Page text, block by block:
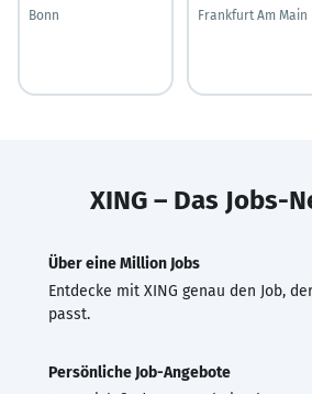
Bonn
Frankfurt Am Main
XING – Das Jobs-
Über eine Million Jobs
Entdecke mit XING genau den Job,
passt.
Persönliche Job-Angebote